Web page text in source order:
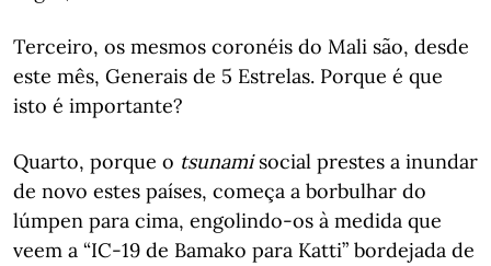
Terceiro, os mesmos coronéis do Mali são, desde
este mês, Generais de 5 Estrelas. Porque é que
isto é importante?
Quarto, porque o tsunamisocial prestes a inundar
de novo estes países, começa a borbulhar do
lúmpen para cima, engolindo-os à medida que
veem a “IC-19 de Bamako para Katti” bordejada de